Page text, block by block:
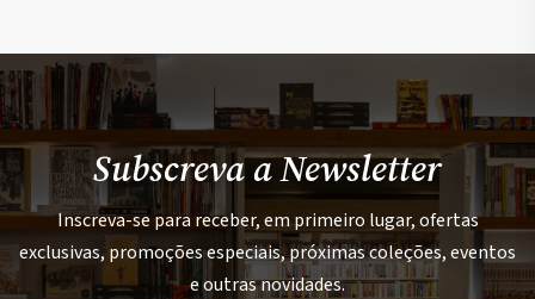
Subscreva a Newsletter
Inscreva-se para receber, em primeiro lugar, ofertas
exclusivas, promoções especiais, próximas coleções, eventos
e outras novidades.